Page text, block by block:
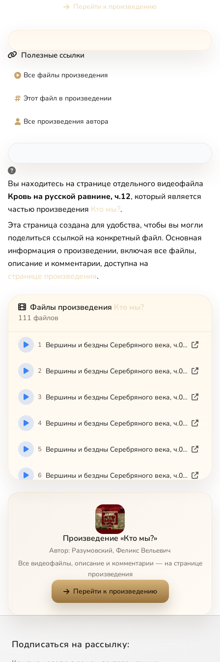
Перейти к произведению
Полезные ссылки
Все файлы произведения
Этот файл в произведении
Все произведения автора
Вы находитесь на странице отдельного видеофайла
Кровь на русской равнине, ч.12, который является
частью произведения Кто мы?.
Эта страница создана для удобства, чтобы вы могли
поделиться ссылкой на конкретный файл. Основная
информация о произведении, включая все файлы,
описание и комментарии, доступна на
странице произведения.
Файлы произведения Кто мы?
111 файлов
1 Вершины и бездны Серебряного века, ч.01 (2008)
2 Вершины и бездны Серебряного века, ч.02 (2008)
3 Вершины и бездны Серебряного века, ч.03 (2008)
4 Вершины и бездны Серебряного века, ч.04 (2008)
5 Вершины и бездны Серебряного века, ч.05 (2008)
6 Вершины и бездны Серебряного века, ч.06 (2008)
Произведение «Кто мы?»
Автор: Разумовский, Феликс Вельевич
Все видеофайлы, описание и комментарии — на странице
произведения
Перейти к произведению
Подписаться на рассылку: